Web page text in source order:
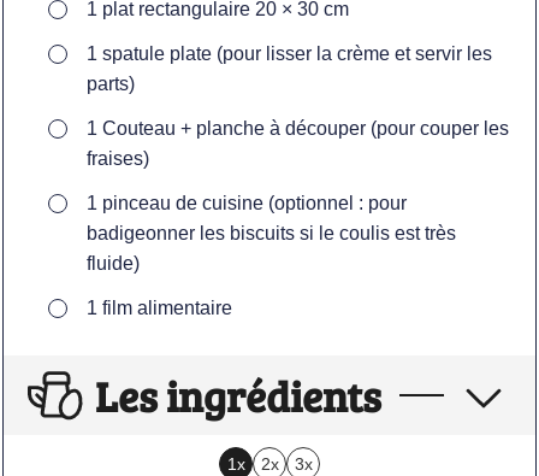
▢
1 plat rectangulaire 20 × 30 cm
▢
1 spatule plate (pour lisser la crème et servir les
parts)
▢
1 Couteau + planche à découper (pour couper les
fraises)
▢
1 pinceau de cuisine (optionnel : pour
badigeonner les biscuits si le coulis est très
fluide)
▢
1 film alimentaire
Les ingrédients
1x 2x 3x